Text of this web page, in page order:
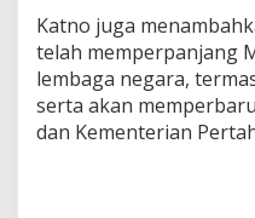
Katno juga
telah memperpanjang
lembaga negara,
serta akan
dan Kementerian